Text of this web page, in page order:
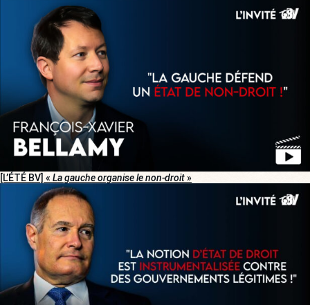
[L’ÉTÉ BV] « La gauche organise le non-droit»